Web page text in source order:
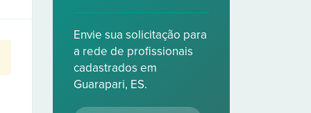
Envie sua solicitação para
a rede de profissionais
cadastrados em
Guarapari, ES.